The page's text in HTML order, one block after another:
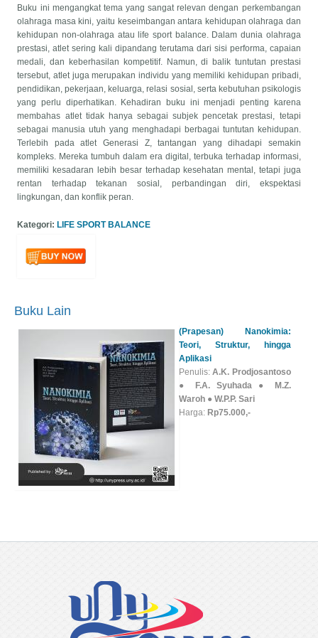
Buku ini mengangkat tema yang sangat relevan dengan perkembangan
olahraga masa kini, yaitu keseimbangan antara kehidupan olahraga dan
kehidupan non-olahraga atau life sport balance. Dalam dunia olahraga
prestasi, atlet sering kali dipandang terutama dari sisi performa, capaian
medali, dan keberhasilan kompetitif. Namun, di balik tuntutan prestasi
tersebut, atlet juga merupakan individu yang memiliki kehidupan pribadi,
pendidikan, pekerjaan, keluarga, relasi sosial, serta kebutuhan psikologis
yang perlu diperhatikan. Kehadiran buku ini menjadi penting karena
membahas atlet tidak hanya sebagai subjek pencetak prestasi, tetapi
sebagai manusia utuh yang menghadapi berbagai tuntutan kehidupan.
Terlebih pada atlet Generasi Z, tantangan yang dihadapi semakin
kompleks. Mereka tumbuh dalam era digital, terbuka terhadap informasi,
memiliki kesadaran lebih besar terhadap kesehatan mental, tetapi juga
rentan terhadap tekanan sosial, perbandingan diri, ekspektasi
lingkungan, dan konflik peran.
Kategori:LIFE SPORT BALANCE
Buku Lain
(Prapesan) Nanokimia:
Teori, Struktur, hingga
Aplikasi
Penulis:A.K. Prodjosantoso
● F.A. Syuhada ● M.Z.
Waroh ● W.P.P. Sari
Harga: Rp75.000,-